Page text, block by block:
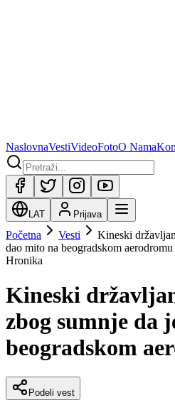
NaslovnaVestiVideoFotoO Nama
LAT Prijava
Početna Vesti
Kineski
dao mito na beogradskom aerodromu
Hronika
Kineski
zbog sumnje da
beogradskom
Podeli vest